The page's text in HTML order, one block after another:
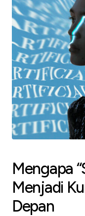
Mengapa
Menjadi
Depan